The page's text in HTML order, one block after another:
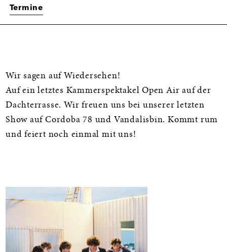
Termine
Informationen
Wir sagen auf Wiedersehen!
Auf ein letztes Kammerspektakel Open Air auf der
Dachterrasse. Wir freuen uns bei unserer letzten
Show auf Cordoba 78 und Vandalisbin. Kommt rum
und feiert noch einmal mit uns!
Galerie